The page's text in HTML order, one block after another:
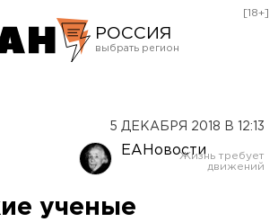
РОССИЯ
Оренбург
[18+]
5 ДЕКАБРЯ 2018 В 12:13
ЕАНовости
ученые